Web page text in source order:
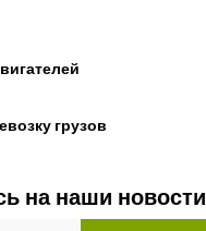
грузов
на наши новости